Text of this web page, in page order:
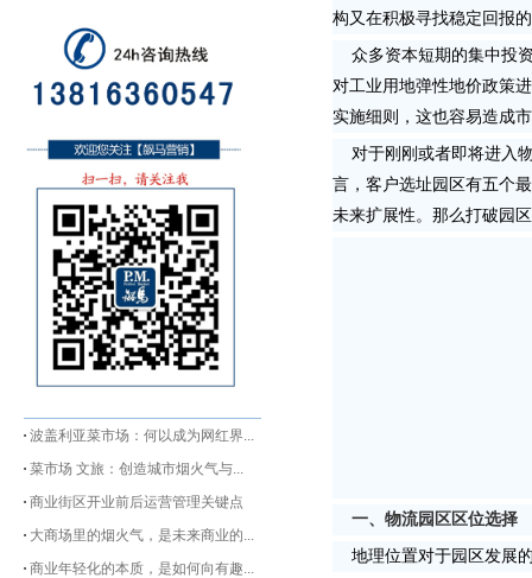
波盖利亚菜市场：何以成为网红界...
菜市场 文旅：创造城市烟火气与...
商业街区开业前后运营管理关键点
大商场里的烟火气，是未来商业的...
商业年轻化的本质，是如何向有趣...
构又在积极寻找稳定回报
众多资本短期的集中投
对工业用地弹性地价政策
实施细则，这也容易造成
对于刚刚或者即将进入
言，客户选址园区有五个
未来扩展性。那么打破园
一、物流园区区位选择
地理位置对于园区发展